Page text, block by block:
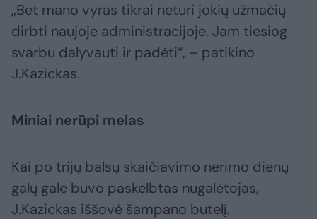
„Bet mano vyras tikrai neturi jokių užmačių
dirbti naujoje administracijoje. Jam tiesiog
svarbu dalyvauti ir padėti“, – patikino
J.Kazickas.
Miniai nerūpi melas
Kai po trijų balsų skaičiavimo nerimo dienų
galų gale buvo paskelbtas nugalėtojas,
J.Kazickas iššovė šampano butelį.